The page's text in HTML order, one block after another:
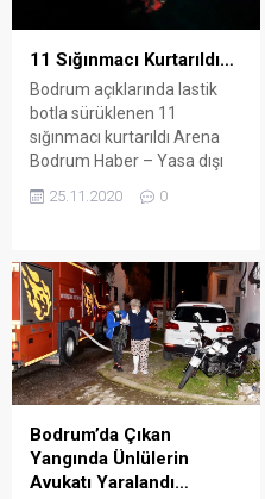
11 Sığınmacı Kurtarıldı…
Bodrum açıklarında lastik
botla sürüklenen 11
sığınmacı kurtarıldı Arena
Bodrum Haber – Yasa dışı
çalışan sığınmacıların
motor arızası nedeniyle
sürüklenmeye
başladı. Yardım
beklendiği ihbarı üzerine
görevlendirilen Sahil
Güvenlik ekibi bölgeye ulaştı.
alınarak karaya çıkarılan 11
yabancı uyruklu, işlemlerinin
ardından Muğla...
25.11.2020 0
Bodrum’da Çıkan
Yangında Ünlülerin
Avukatı Yaralandı…